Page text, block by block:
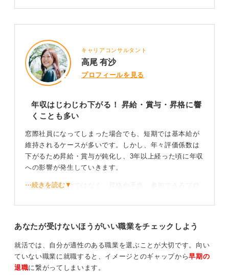
キャリアコンサルタント
高尾 有沙
プロフィールを見る
年収はじわじわ下がる！ 昇給・賞与・昇格に響
くことも多い
窓際社員になってしまった場合でも、短期では基本給が
維持されるケースが多いです。しかし、年々評価係数は
下がるため昇給・賞与が鈍化し、3年以上経った頃に年収
への影響が発生していきます。
影響は年収だけではなく、昇格や手当、参加できるプロ
レードがとどまり、役職手当や裁量労働手当が減り、ス
も減ります。
また、評価が低い状態が続くと早期退職・配置転換の対
象になりやすいです。退職金係数や貢献度評価にも影響
が出ます。
⋯続きを読む▼
あなたが受けないほうがいい職業をチェックしよう
就活では、自分が適性のある職業を選ぶことが大切です。向い
ていない職業に就職すると、イメージとのギャップから早期の
退職に繋がってしまいます。